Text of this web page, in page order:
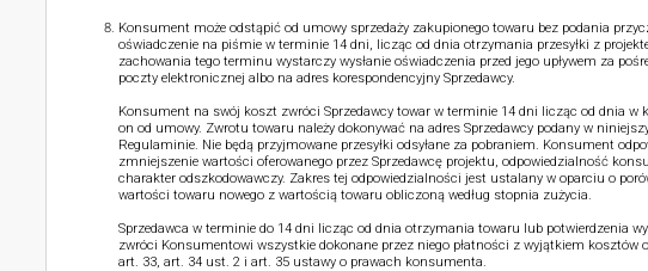
Konsument może odstąpić od umowy sprzedaży zakupionego towaru bez podania
oświadczenie na piśmie w terminie 14 dni, licząc od dnia otrzymania przesyłki z
zachowania tego terminu wystarczy wysłanie oświadczenia przed jego upływem za
poczty elektronicznej albo na adres korespondencyjny Sprzedawcy.
Konsument na swój koszt zwróci Sprzedawcy towar w terminie 14 dni licząc od dnia w
on od umowy. Zwrotu towaru należy dokonywać na adres Sprzedawcy podany w
Regulaminie. Nie będą przyjmowane przesyłki odsyłane za pobraniem. Konsument
zmniejszenie wartości oferowanego przez Sprzedawcę projektu, odpowiedzialność
charakter odszkodowawczy. Zakres tej odpowiedzialności jest ustalany w oparciu o
wartości towaru nowego z wartością towaru obliczoną według stopnia zużycia.
Sprzedawca w terminie do 14 dni licząc od dnia otrzymania towaru lub potwierdzenia
zwróci Konsumentowi wszystkie dokonane przez niego płatności z wyjątkiem kosztów
art. 33, art. 34 ust. 2 i art. 35 ustawy o prawach konsumenta.